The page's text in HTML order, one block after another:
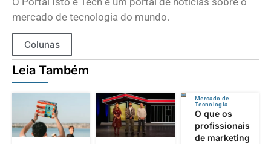
mercado de tecnologia do mundo.
Colunas
Leia Também
Mercado de
Tecnologia
O que os
profissionais
de marketing